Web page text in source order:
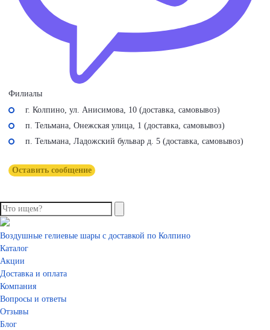
Филиалы
г. Колпино, ул. Анисимова, 10 (доставка, самовывоз)
п. Тельмана, Онежская улица, 1 (доставка, самовывоз)
п. Тельмана, Ладожский бульвар д. 5 (доставка, самовывоз)
Оставить сообщение
Воздушные гелиевые шары с доставкой по Колпино
Каталог
Акции
Доставка и оплата
Компания
Вопросы и ответы
Отзывы
Блог